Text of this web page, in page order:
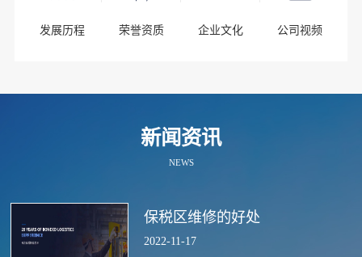
发展历程 荣誉资质 企业文化 公司视频
新闻资讯
NEWS
保税区维修的好处
2022-11-17